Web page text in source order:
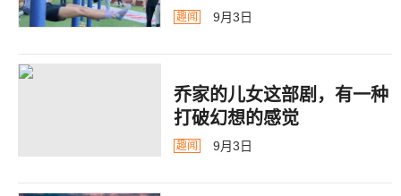
趣闻 9月3日
乔家的儿女这部剧，有一种
打破幻想的感觉
趣闻 9月3日